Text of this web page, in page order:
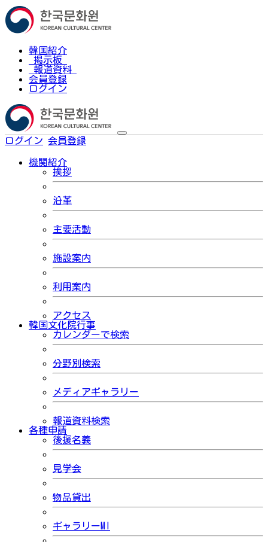
韓国紹介
掲示板
報道資料
会員登録
ログイン
ログイン 会員登録
機関紹介
挨拶
沿革
主要活動
施設案内
利用案内
アクセス
韓国文化院行事
カレンダーで検索
分野別検索
メディアギャラリー
報道資料検索
各種申請
後援名義
見学会
物品貸出
ギャラリーMI